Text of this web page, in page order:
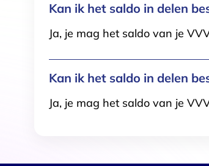
Kan ik het saldo in delen
Ja, je mag het saldo van je
Kan ik het saldo in delen
Ja, je mag het saldo van je